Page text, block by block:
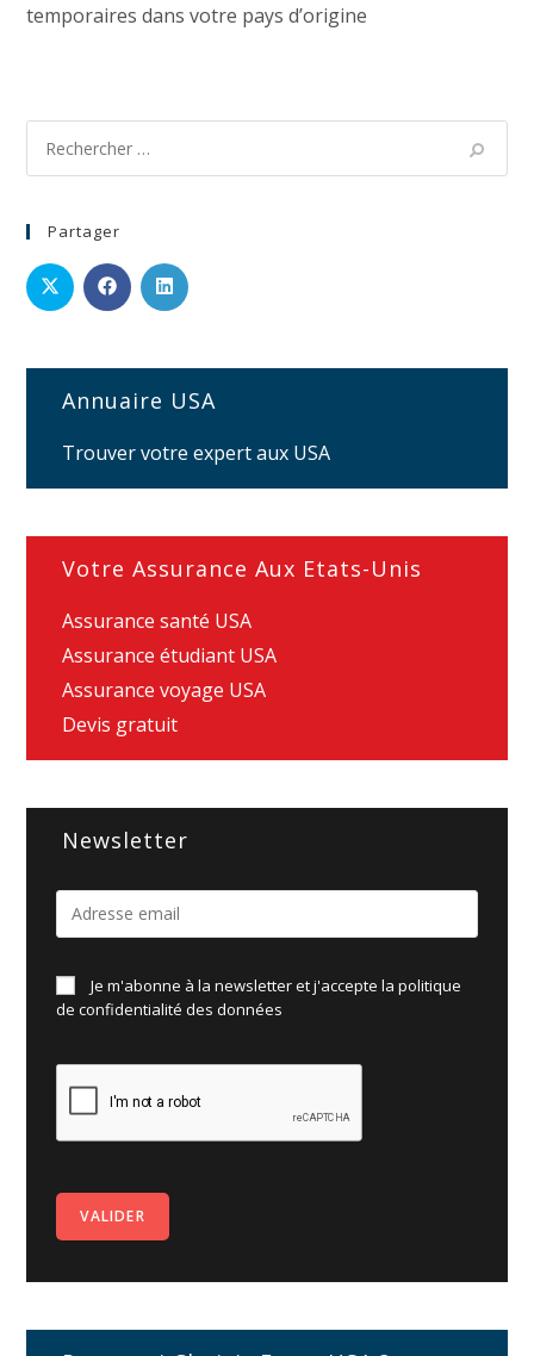
temporaires dans votre pays d’origine
Partager
Annuaire USA
Trouver votre expert aux USA
Votre Assurance Aux Etats-Unis
Assurance santé USA
Assurance étudiant USA
Assurance voyage USA
Devis gratuit
Newsletter
Je m'abonne à la newsletter et j'accepte la politique
deconfidentialité des données